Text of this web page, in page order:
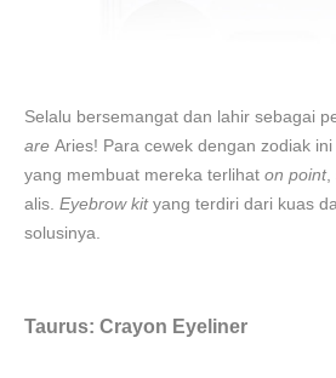
Selalu bersemangat dan lahir sebagai
are Aries! Para cewek dengan zodiak
yang membuat mereka terlihat on point,
alis. Eyebrow kityang terdiri dari kuas
solusinya.
Taurus: Crayon Eyeliner